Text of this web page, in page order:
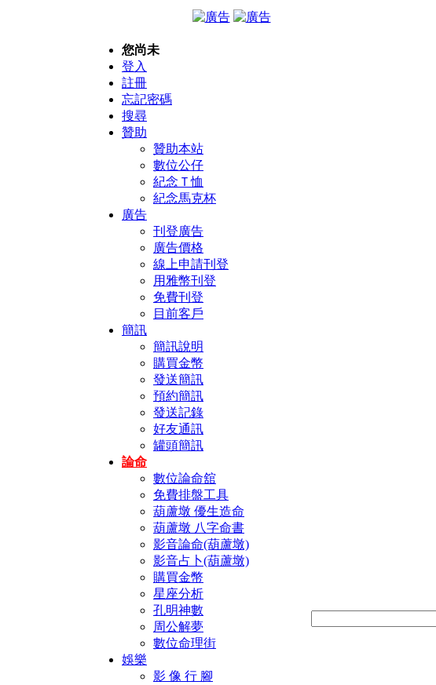
您尚未
登入
註冊
忘記密碼
搜尋
贊助
贊助本站
數位公仔
紀念Ｔ恤
紀念馬克杯
廣告
刊登廣告
廣告價格
線上申請刊登
用雅幣刊登
免費刊登
目前客戶
簡訊
簡訊說明
購買金幣
發送簡訊
預約簡訊
發送記錄
好友通訊
罐頭簡訊
論命
數位論命舘
免費排盤工具
葫蘆墩 優生造命
葫蘆墩 八字命書
影音論命(葫蘆墩)
影音占卜(葫蘆墩)
購買金幣
星座分析
孔明神數
周公解夢
數位命理街
娛樂
影 像 行 腳